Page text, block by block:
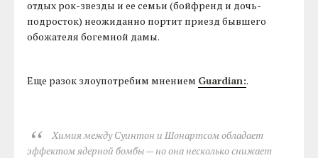
отдых рок-звезды и ее семьи (бойфренд и дочь-
подросток) неожиданно портит приезд бывшего
обожателя богемной дамы.
Еще разок злоупотребим мнением Guardian:.
Химия между Суинтон и Шонартсом обладает
эффектом ядерной бомбы — но она несколько снижает